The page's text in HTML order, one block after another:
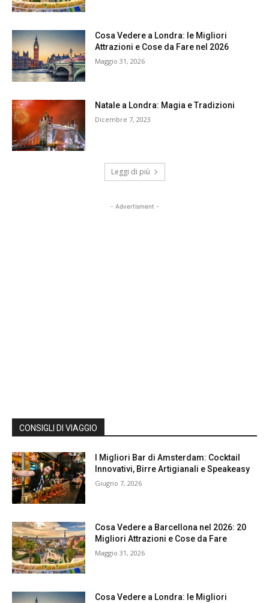
Cosa Vedere a Londra: le Migliori
Attrazioni e Cose da Fare nel 2026
Maggio 31, 2026
Natale a Londra: Magia e Tradizioni
Dicembre 7, 2023
Leggi di più
- Advertisment -
CONSIGLI DI VIAGGIO
I Migliori Bar di Amsterdam: Cocktail
Innovativi, Birre Artigianali e Speakeasy
Giugno 7, 2026
Cosa Vedere a Barcellona nel 2026: 20
Migliori Attrazioni e Cose da Fare
Maggio 31, 2026
Cosa Vedere a Londra: le Migliori